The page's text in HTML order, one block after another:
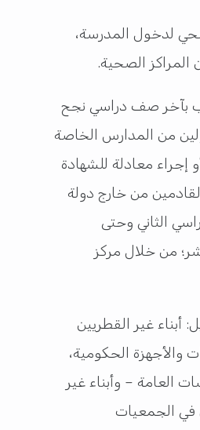
لدخول المدرسة،
الصحية.
بآخر صف دراسي نجح
من المدارس الخاصة
إجراء معادلة للشهادة
من خارج دولة
الثاني وحتى
من خلال مركز
أبناء غير القطريين
والأجهزة الحكومية،
العامة – وأبناء غير
في الجمعيات